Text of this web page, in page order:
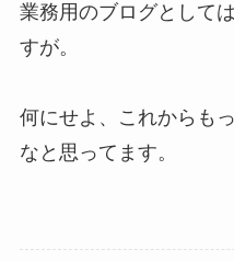
業務用のブログとして
すが。
何にせよ、これからも
なと思ってます。